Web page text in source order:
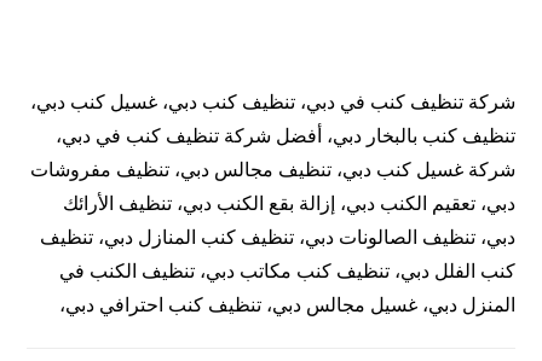
شركة تنظيف كنب في دبي، تنظيف كنب دبي، غسيل كنب دبي،
تنظيف كنب بالبخار دبي، أفضل شركة تنظيف كنب في دبي،
شركة غسيل كنب دبي، تنظيف مجالس دبي، تنظيف مفروشات
دبي، تعقيم الكنب دبي، إزالة بقع الكنب دبي، تنظيف الأرائك
دبي، تنظيف الصالونات دبي، تنظيف كنب المنازل دبي، تنظيف
كنب الفلل دبي، تنظيف كنب مكاتب دبي، تنظيف الكنب في
المنزل دبي، غسيل مجالس دبي، تنظيف كنب احترافي دبي،